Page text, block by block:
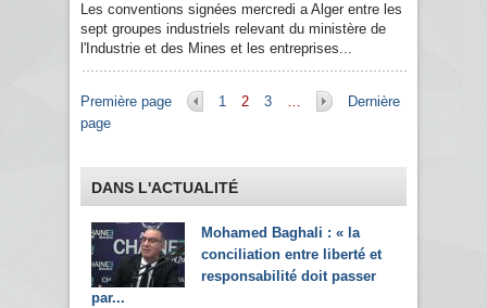
Les conventions signées mercredi a Alger entre les
sept groupes industriels relevant du ministère de
l'Industrie et des Mines et les entreprises...
Pages
Première page 1 2 3 …
Dernière
page
DANS L'ACTUALITÉ
Mohamed Baghali : « la
conciliation entre liberté et
responsabilité doit passer
par...